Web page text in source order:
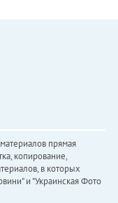
прямая
копирование,
в которых
и "Украинская Фото